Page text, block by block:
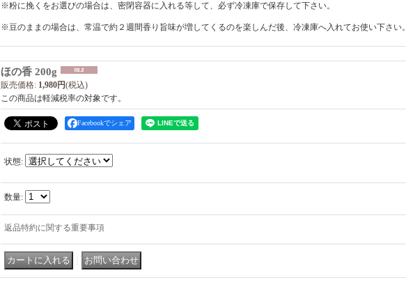
※粉に挽くをお選びの場合は、密閉容器に入れる等して、必ず冷凍庫で保存して下さい。
※豆のままの場合は、常温で約２週間香り旨味が増してくるのを楽しんだ後、冷凍庫へ入れてお使い下さい。
ほの香 200g
販売価格: 1,980円(税込)
この商品は軽減税率の対象です。
Facebookでシェア
状態:
数量:
返品特約に関する重要事項